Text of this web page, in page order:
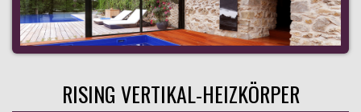
RISING VERTIKAL-HEIZKÖRPER